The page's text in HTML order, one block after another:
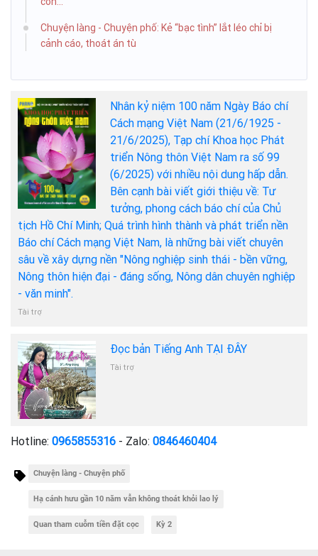
Chuyện làng - Chuyện phố: Kẻ “bạc tình” lắt léo chỉ bị
cảnh cáo, thoát án tù
Nhân kỷ niệm 100 năm Ngày Báo chí
Cách mạng Việt Nam (21/6/1925 -
21/6/2025), Tạp chí Khoa học Phát
triển Nông thôn Việt Nam ra số 99
(6/2025) với nhiều nội dung hấp dẫn.
Bên cạnh bài viết giới thiệu về: Tư
tưởng, phong cách báo chí của Chủ
tịch Hồ Chí Minh; Quá trình hình thành và phát triển nền
Báo chí Cách mạng Việt Nam, là những bài viết chuyên
sâu về xây dựng nền "Nông nghiệp sinh thái - bền vững,
Nông thôn hiện đại - đáng sống, Nông dân chuyên nghiệp
- văn minh".
Tài trợ
Đọc bản Tiếng Anh TẠI ĐÂY
Tài trợ
Hotline: 0965855316 - Zalo: 0846460404
Chuyện làng - Chuyện phố
Hạ cánh hưu gần 10 năm vẫn không thoát khỏi lao lý
Quan tham cuỗm tiền đặt cọc Kỳ 2